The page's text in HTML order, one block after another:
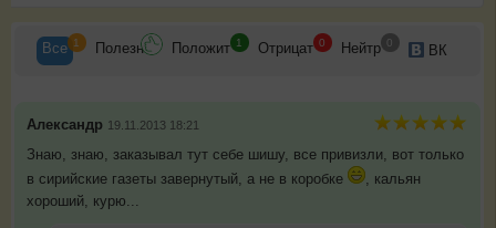
Все 1 Полезн Положит 1 Отрицат 0 Нейтр 0 ВК
Александр 19.11.2013 18:21
Знаю, знаю, заказывал тут себе шишу, все привизли, вот только
в сирийские газеты завернутый, а не в коробке
, кальян
хороший, курю...